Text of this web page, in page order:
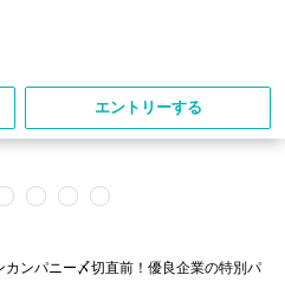
エントリーする
ンパニー〆切直前！優良企業の特別パ